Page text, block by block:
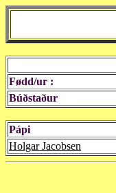
Fødd/ur :
Búðstaður
Pápi
Holgar Jacobsen